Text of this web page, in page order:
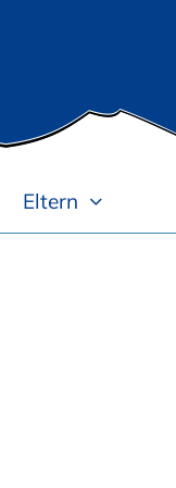
Eltern